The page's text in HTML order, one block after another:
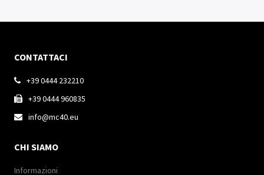
CONTATTACI
 +39 0444 232210
 +39 0444 960835
 info@mc40.eu
CHI SIAMO
Informazioni